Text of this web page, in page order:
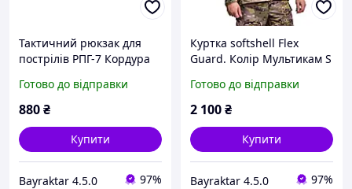
Тактичний рюкзак для
пострілів РПГ-7 Кордура
Готово до відправки
880₴
Купити
Bayraktar 4.5.0 97%
Куртка softshell Flex
Guard. Колір Мультикам S
Готово до відправки
2 100₴
Купити
Bayraktar 4.5.0 97%